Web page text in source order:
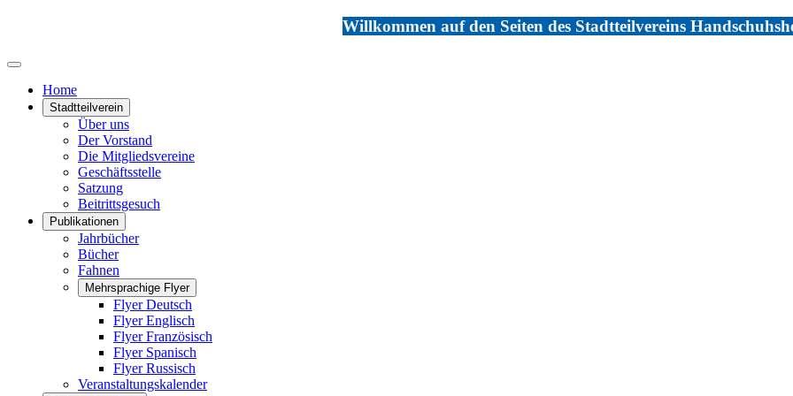
Willkommen auf den Seiten des Stadtteilvereins
Home
Stadtteilverein
Über uns
Der Vorstand
Die Mitgliedsvereine
Geschäftsstelle
Satzung
Beitrittsgesuch
Publikationen
Jahrbücher
Bücher
Fahnen
Mehrsprachige Flyer
Flyer Deutsch
Flyer Englisch
Flyer Französisch
Flyer Spanisch
Flyer Russisch
Veranstaltungskalender